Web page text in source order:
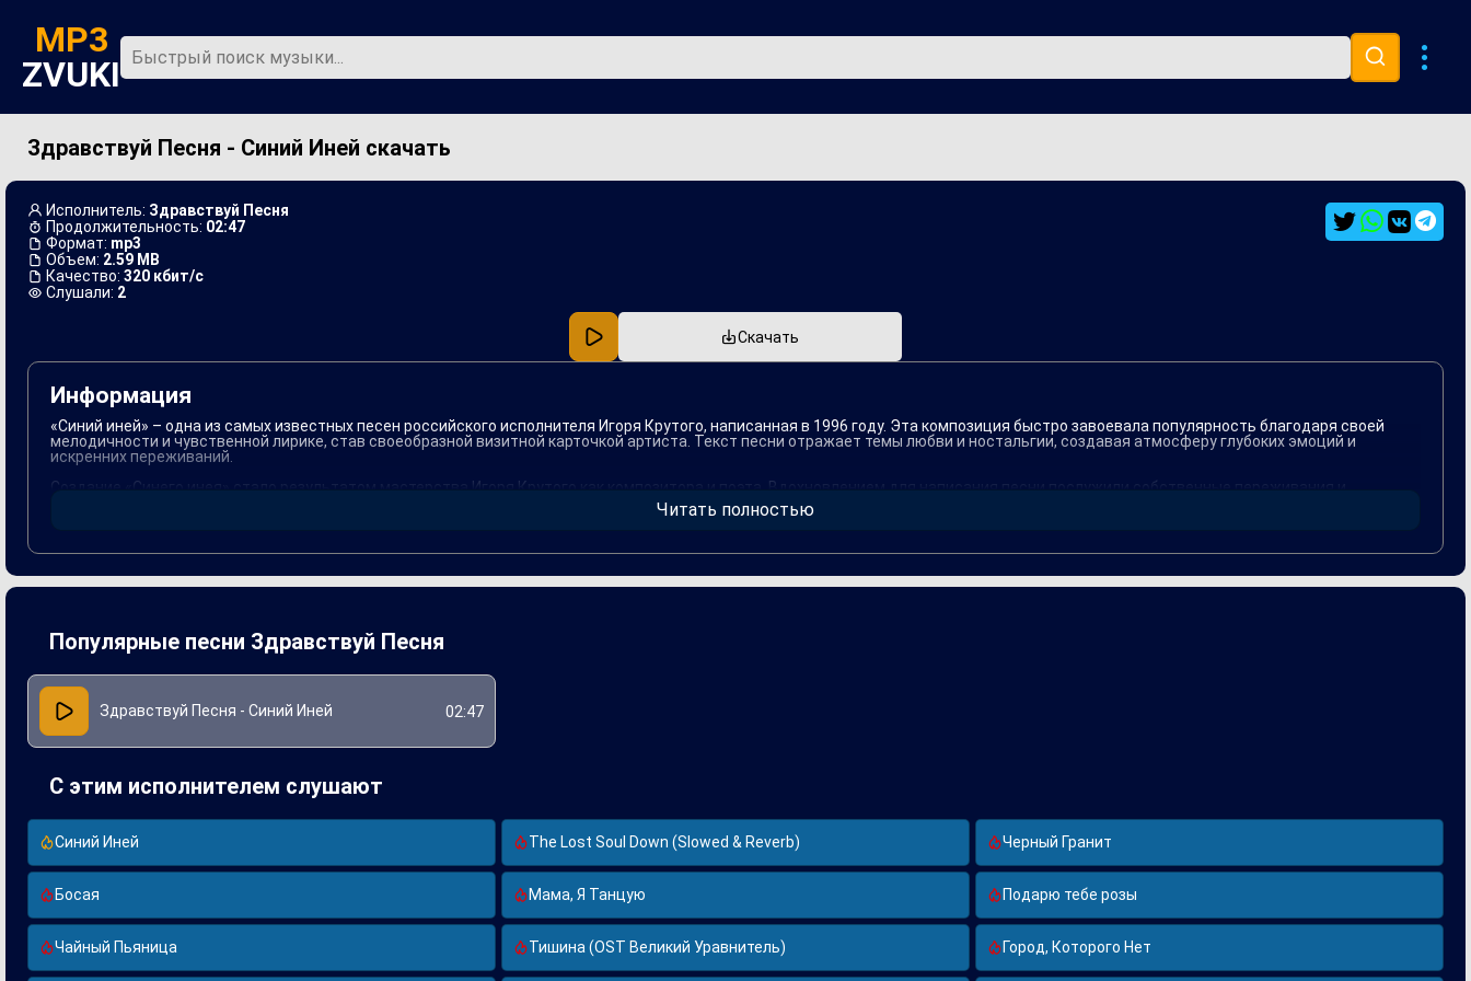
MP3
ZVUKI
Главная Новинки
Здравствуй Песня - Синий Иней скачать
Исполнитель: Здравствуй Песня
Продолжительность: 02:47
Формат: mp3
Объем: 2.59 MB
Качество: 320 кбит/с
Слушали: 2
Скачать
Информация
«Синий иней» – одна из самых известных песен российского исполнителя Игоря Крутого, написанная в 1996 году. Эта композиция быстро завоевала популярность благодаря своей
мелодичности и чувственной лирике, став своеобразной визитной карточкой артиста. Текст песни отражает темы любви и ностальгии, создавая атмосферу глубоких эмоций и
искренних переживаний.
Создание «Синего инея» стало результатом мастерства Игоря Крутого как композитора и поэта. Вдохновлением для написания песни послужили собственные переживания и
воспоминания автора, что сделало её близкой и понятной многим слушателям. С момента своего появления на музыкальной сцене песня была исполнена множеством других артистов,
Читать полностью
Популярные песни Здравствуй Песня
Здравствуй Песня - Синий Иней 02:47
С этим исполнителем слушают
Синий Иней The Lost Soul Down (Slowed & Reverb) Черный Гранит
Босая Мама, Я Танцую Подарю тебе розы
Чайный Пьяница Тишина (OST Великий Уравнитель) Город, Которого Нет